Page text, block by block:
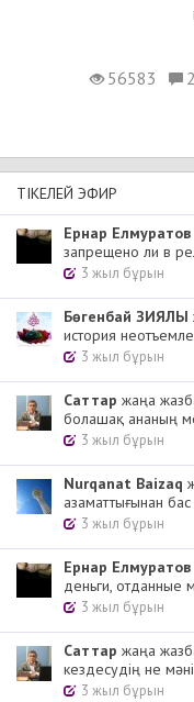
56583
ТІКЕЛЕЙ ЭФИР
Ернар Елмуратов
запрещено ли в
3 жыл бұрын
Бөгенбай ЗИЯЛЫ
история
3 жыл бұрын
Cаттар жаңа
болашақ ананың
3 жыл бұрын
Nurqanat Baizaq
азаматтығынан бас
3 жыл бұрын
Ернар Елмуратов
деньги, отданные
3 жыл бұрын
Cаттар жаңа
кездесудің не
3 жыл бұрын